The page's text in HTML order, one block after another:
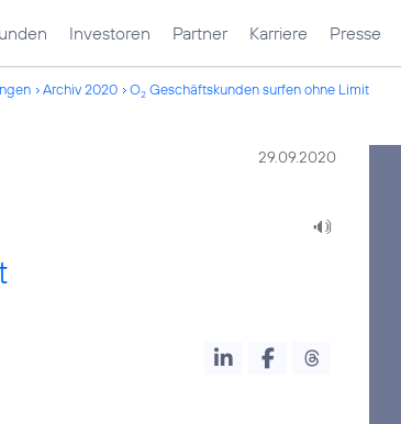
Investoren Partner Karriere Presse
Archiv 2020 O2 Geschäftskunden surfen ohne Limit
29.09.2020